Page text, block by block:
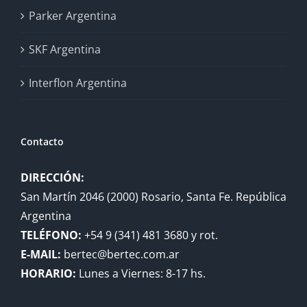
Parker Argentina
SKF Argentina
Interflon Argentina
Contacto
DIRECCIÓN:
San Martín 2046 (2000) Rosario, Santa Fe. República
Argentina
TELÉFONO: +54 9 (341) 481 3680 y rot.
E-MAIL: bertec@bertec.com.ar
HORARIO: Lunes a Viernes: 8-17 hs.